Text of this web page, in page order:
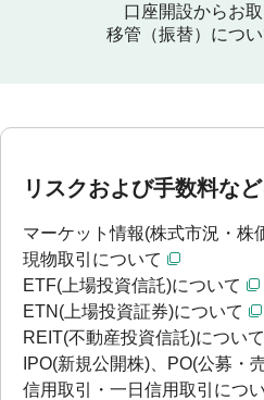
口座開設からお
移管（振替）につ
リスクおよび手数料な
マーケット情報(株式市況・株
現物取引について
ETF(上場投資信託)について
ETN(上場投資証券)について
REIT(不動産投資信託)について
IPO(新規公開株)、PO(公募・
信用取引・一日信用取引につ